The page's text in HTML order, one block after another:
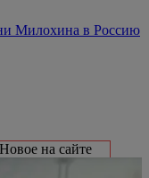
Милохина в Россию
Новое на сайте